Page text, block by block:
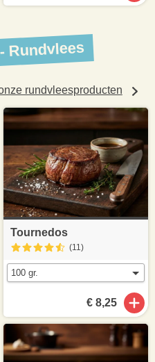
Rundvlees
rundvleesproducten
Tournedos
(11 )
€ 8,25